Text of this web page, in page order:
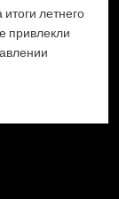
летнего
привлекли